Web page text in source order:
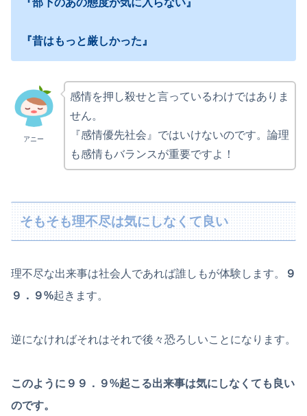
『昔はもっと厳しかった』
アニー
感情を押し殺せと言っているわけではありま
せん。
『感情優先社会』ではいけないのです。論理
も感情もバランスが重要ですよ！
そもそも理不尽は気にしなくて良い
理不尽な出来事は社会人であれば誰しもが体験します。
９
９．９%起きます。
逆になければそれはそれで後々恐ろしいことになります。
このように９９．９%起こる出来事は気にしなくても良い
のです。